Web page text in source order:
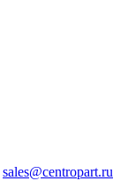
sales@centropart.ru